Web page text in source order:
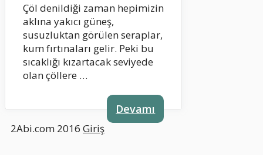
Çöl denildiği zaman hepimizin
aklına yakıcı güneş,
susuzluktan görülen seraplar,
kum fırtınaları gelir. Peki bu
sıcaklığı kızartacak seviyede
olan çöllere …
Devamı
2Abi.com 2016 Giriş